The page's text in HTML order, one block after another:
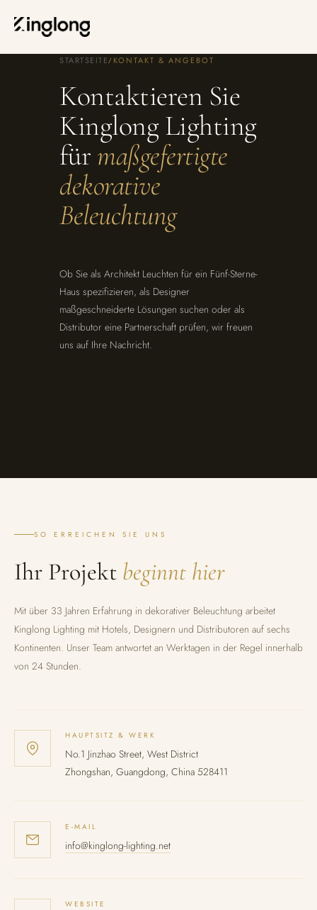
STARTSEITE / KONTAKT & ANGEBOT
Kontaktieren Sie
Kinglong Lighting
fürmaßgefertigte
dekorative
Beleuchtung
Ob Sie als Architekt Leuchten für ein Fünf-Sterne-
Haus spezifizieren, als Designer
maßgeschneiderte Lösungen suchen oder als
Distributor eine Partnerschaft prüfen, wir freuen
uns auf Ihre Nachricht.
SO ERREICHEN SIE UNS
Ihr Projekt beginnt hier
Mit über 33 Jahren Erfahrung in dekorativer Beleuchtung arbeitet
Kinglong Lighting mit Hotels, Designern und Distributoren auf sechs
Kontinenten. Unser Team antwortet an Werktagen in der Regel innerhalb
von 24 Stunden.
HAUPTSITZ & WERK
No.1 Jinzhao Street, West District
Zhongshan, Guangdong, China 528411
E-MAIL
info@kinglong-lighting.net
WEBSITE